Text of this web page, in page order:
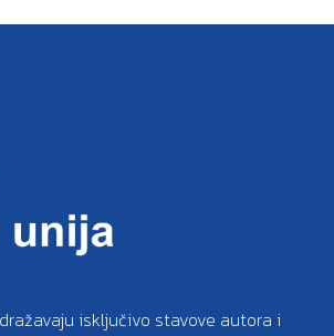
isključivo stavove autora i